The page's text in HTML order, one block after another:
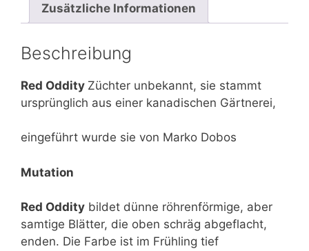
Zusätzliche Informationen
Beschreibung
Red Oddity Züchter unbekannt, sie stammt
ursprünglich aus einer kanadischen Gärtnerei,
eingeführt wurde sie von Marko Dobos
Mutation
Red Oddity bildet dünne röhrenförmige, aber
samtige Blätter, die oben schräg abgeflacht,
enden. Die Farbe ist im Frühling tief